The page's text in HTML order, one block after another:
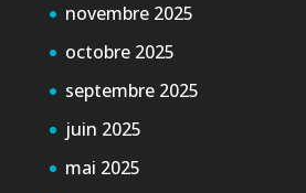
novembre 2025
octobre 2025
septembre 2025
juin 2025
mai 2025